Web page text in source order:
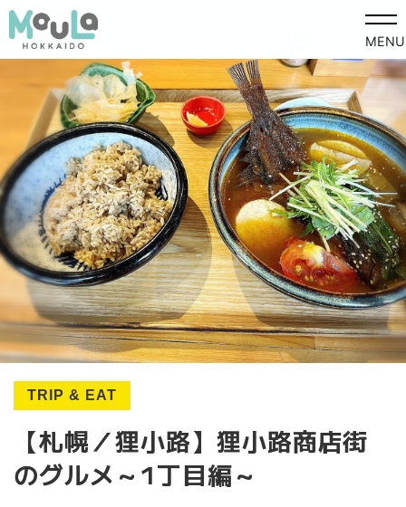
MENU
TRIP & EAT
【札幌／狸小路】狸小路商店街
のグルメ～1丁目編～